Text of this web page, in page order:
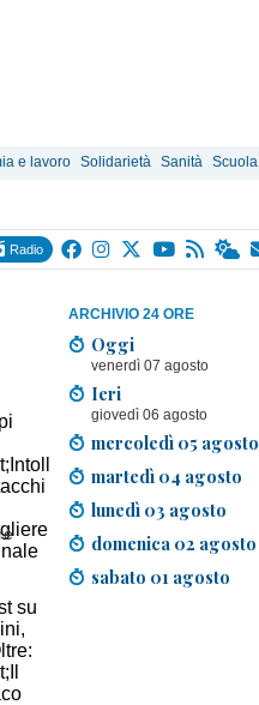
e lavoro Solidarietà Sanità Scuola
Radio
ARCHIVIO 24 ORE
Oggi
venerdì 07 agosto
Ieri
giovedì 06 agosto
mercoledì 05 agosto
martedì 04 agosto
lunedì 03 agosto
domenica 02 agosto
sabato 01 agosto